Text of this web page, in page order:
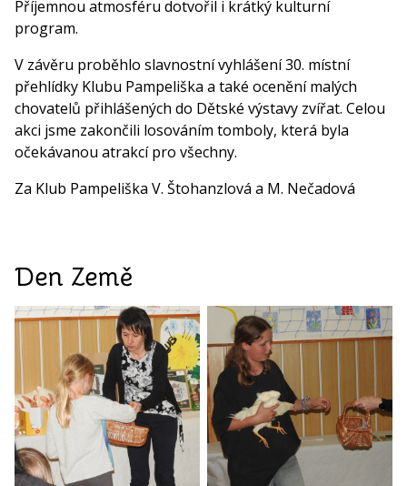
Příjemnou atmosféru dotvořil i krátký kulturní
program.
V závěru proběhlo slavnostní vyhlášení 30. místní
přehlídky Klubu Pampeliška a také ocenění malých
chovatelů přihlášených do Dětské výstavy zvířat. Celou
akci jsme zakončili losováním tomboly, která byla
očekávanou atrakcí pro všechny.
Za Klub Pampeliška V. Štohanzlová a M. Nečadová
Den Země